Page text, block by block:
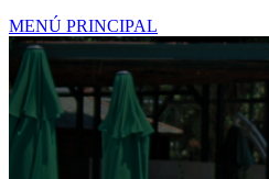
MENÚ PRINCIPAL